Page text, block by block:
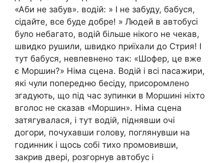
«Аби не забув». водій: » І не забуду, бабуся,
сідайте, все буде добре! » Людей в автобусі
було небагато, водій більше нікого не чекав,
швидко рушили, швидко приїхали до Стрия! І
тут бабуся, невпевнено так: «Шофер, це вже
є Моршин?» Німа сцена. Водій і всі пасажири,
які чули попередню бесіду, присоромлено
згадують, що під час зупинки в Моршині ніхто
вголос не сказав «Моршин». Німа сцена
затягувалася, і тут водій, піднявши очі
догори, почухавши голову, поглянувши на
годинник і щось собі тихо промовивши,
закрив двері, розгорнув автобус і